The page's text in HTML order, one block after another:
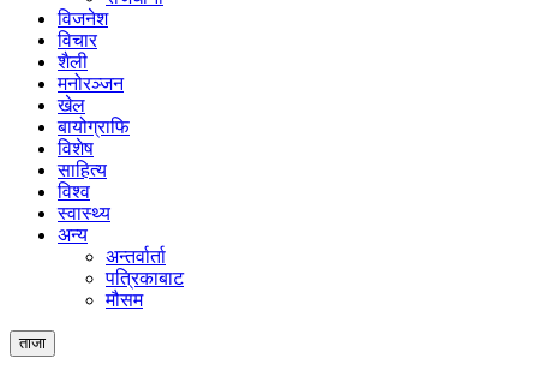
विजनेश
विचार
शैली
मनोरञ्जन
खेल
बायोग्राफि
विशेष
साहित्य
विश्व
स्वास्थ्य
अन्य
अन्तर्वार्ता
पत्रिकाबाट
मौसम
ताजा